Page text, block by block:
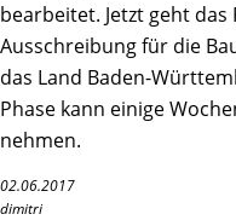
bearbeitet. Jetzt geht
Ausschreibung für die
das Land Baden-
Phase kann einige
nehmen.
02.06.2017
dimitri